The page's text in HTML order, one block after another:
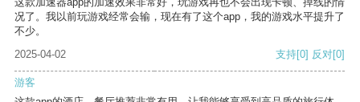
况了。我以前玩游戏经常会输，现在有了这个app，我的游戏水平提升了
不少。
2025-04-02
支持[0] 反对[0]
游客